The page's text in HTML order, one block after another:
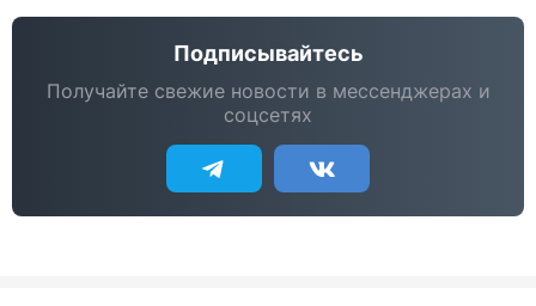
Подписывайтесь
Получайте свежие новости в мессенджерах и
соцсетях